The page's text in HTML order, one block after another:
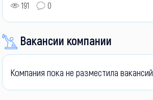
191 0
Вакансии компании
Компания пока не разместила вакансий